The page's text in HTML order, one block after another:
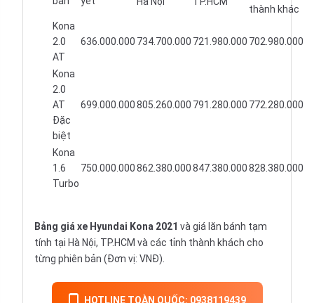
thành khác
Kona
2.0
AT
636.000.000 734.700.000 721.980.000 702.980.000
Kona
2.0
AT
Đặc
biệt
699.000.000805.260.000 791.280.000 772.280.000
Kona
1.6
Turbo
750.000.000862.380.000847.380.000828.380.000
Bảng giá xe Hyundai Kona 2021 và giá lăn bánh tạm
tính tại Hà Nội, TP.HCM và các tỉnh thành khách cho
từng phiên bản (Đơn vị: VNĐ).
HOTLINE TOÀN QUỐC: 0938119439